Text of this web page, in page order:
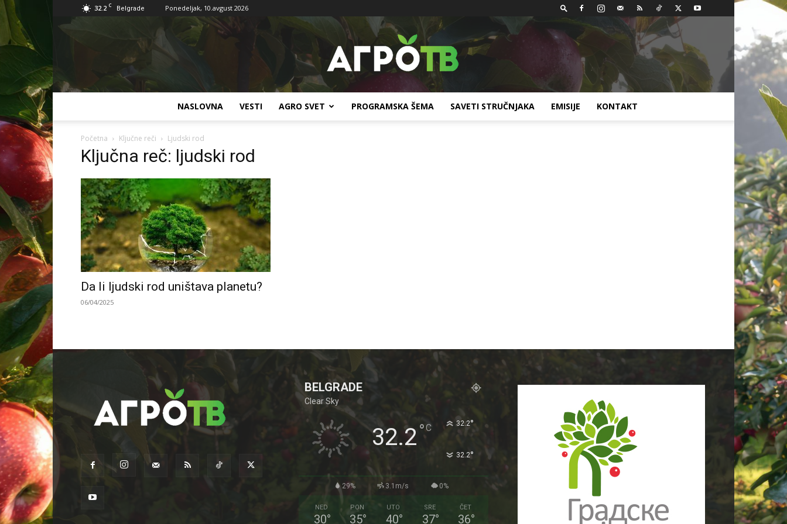
32.2 C Belgrade Ponedeljak, 10.avgust 2026
NASLOVNA VESTI AGRO SVET PROGRAMSKA ŠEMA SAVETI STRUČNJAKA EMISIJE KONTAKT
Početna Ključne reči Ljudski rod
Ključna reč: ljudski rod
Da li ljudski rod uništava planetu?
06/04/2025
BELGRADE
Clear Sky
32.2°C 32.2°
32.2°
29% 3.1m/s 0%
NED
30°
PON
35°
UTO
40°
SRE
37°
ČET
36°